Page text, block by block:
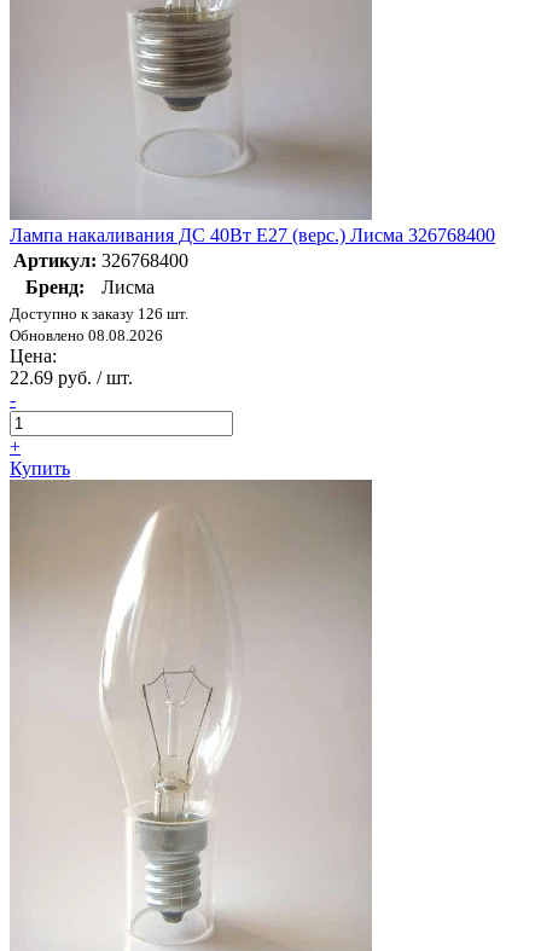
Лампа накаливания ДС 40Вт E27 (верс.) Лисма 326768400
Артикул: 326768400
Бренд:
Лисма
Доступно к заказу 126 шт.
Обновлено 08.08.2026
Цена:
22.69 руб. / шт.
-
+
Купить